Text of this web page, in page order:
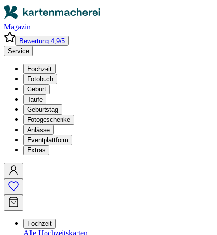
Magazin
Bewertung 4,9/5
Service
Hochzeit
Fotobuch
Geburt
Taufe
Geburtstag
Fotogeschenke
Anlässe
Eventplattform
Extras
Hochzeit
Alle Hochzeitskarten